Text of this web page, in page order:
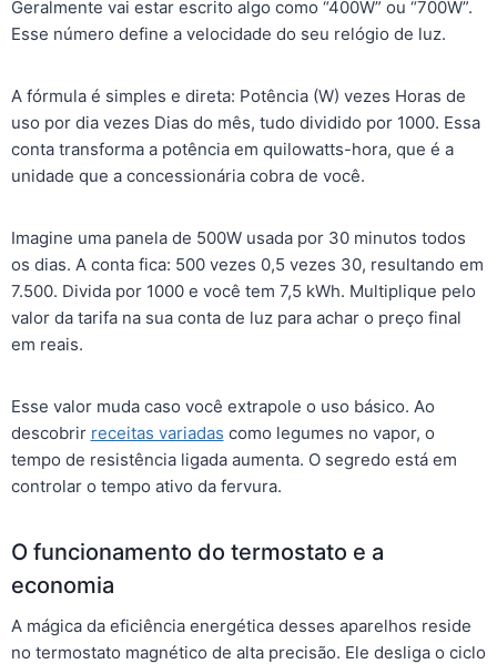
Geralmente vai estar escrito algo como “400W” ou “700W”.
Esse número define a velocidade do seu relógio de luz.
A fórmula é simples e direta: Potência (W) vezes Horas de
uso por dia vezes Dias do mês, tudo dividido por 1000. Essa
conta transforma a potência em quilowatts-hora, que é a
unidade que a concessionária cobra de você.
Imagine uma panela de 500W usada por 30 minutos todos
os dias. A conta fica: 500 vezes 0,5 vezes 30, resultando em
7.500. Divida por 1000 e você tem 7,5 kWh. Multiplique pelo
valor da tarifa na sua conta de luz para achar o preço final
em reais.
Esse valor muda caso você extrapole o uso básico. Ao
descobrir receitas variadas como legumes no vapor, o
tempo de resistência ligada aumenta. O segredo está em
controlar o tempo ativo da fervura.
O funcionamento do termostato e a
economia
A mágica da eficiência energética desses aparelhos reside
no termostato magnético de alta precisão. Ele desliga o ciclo